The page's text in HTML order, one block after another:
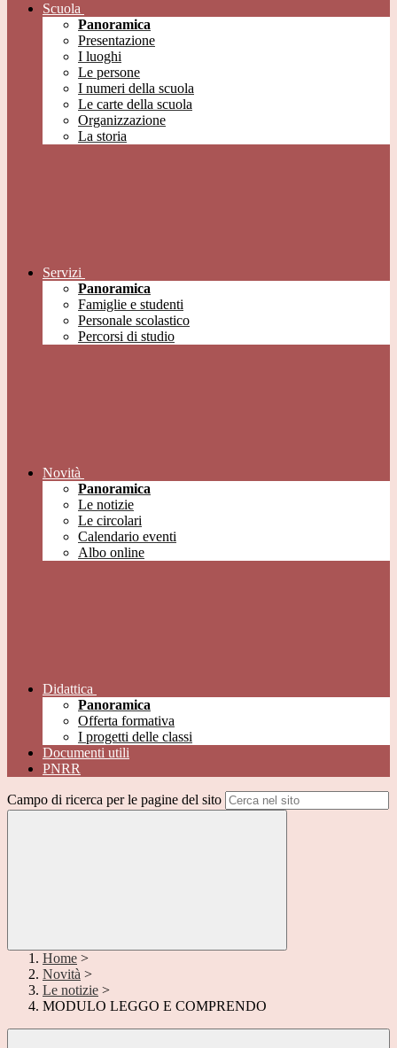
Scuola
Panoramica
Presentazione
I luoghi
Le persone
I numeri della scuola
Le carte della scuola
Organizzazione
La storia
Servizi
Panoramica
Famiglie e studenti
Personale scolastico
Percorsi di studio
Novità
Panoramica
Le notizie
Le circolari
Calendario eventi
Albo online
Didattica
Panoramica
Offerta formativa
I progetti delle classi
Documenti utili
PNRR
Campo di ricerca per le pagine del sito
Home >
Novità >
Le notizie >
MODULO LEGGO E COMPRENDO